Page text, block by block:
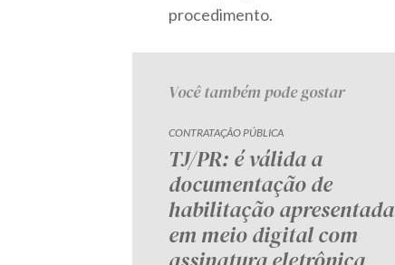
procedimento.
Você também pode gostar
CONTRATAÇÃO PÚBLICA
TJ/PR: é válida a
documentação de
habilitação apresentada
em meio digital com